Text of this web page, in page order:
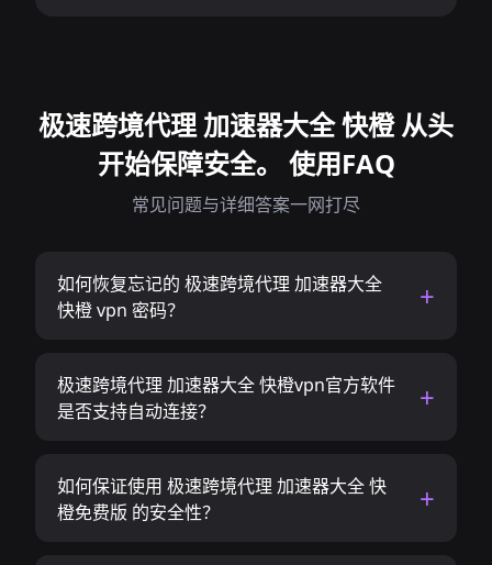
极速跨境代理 加速器大全 快橙 从头
开始保障安全。 使用FAQ
常见问题与详细答案一网打尽
如何恢复忘记的 极速跨境代理 加速器大全
快橙 vpn 密码？
极速跨境代理 加速器大全 快橙vpn官方软件
是否支持自动连接？
如何保证使用 极速跨境代理 加速器大全 快
橙免费版 的安全性？